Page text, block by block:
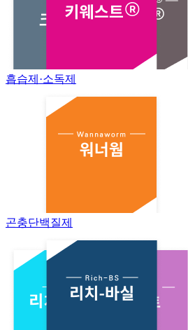
흡습제·소독제
곤충단백질제